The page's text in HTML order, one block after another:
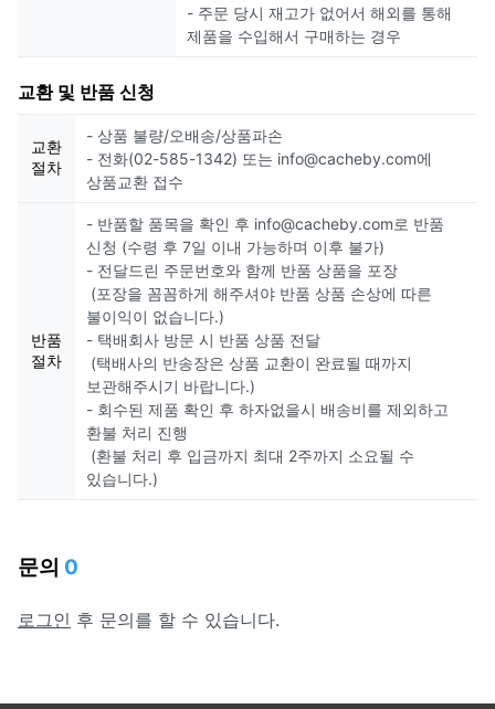
- 주문 당시 재고가 없어서 해외를 통해
제품을 수입해서 구매하는 경우
교환 및 반품 신청
교환
절차
- 상품 불량/오배송/상품파손
- 전화(02-585-1342) 또는 info@cacheby.com에
상품교환 접수
반품
절차
- 반품할 품목을 확인 후 info@cacheby.com로 반품
신청 (수령 후 7일 이내 가능하며 이후 불가)
- 전달드린 주문번호와 함께 반품 상품을 포장
(포장을 꼼꼼하게 해주셔야 반품 상품 손상에 따른
불이익이 없습니다.)
- 택배회사 방문 시 반품 상품 전달
(택배사의 반송장은 상품 교환이 완료될 때까지
보관해주시기 바랍니다.)
- 회수된 제품 확인 후 하자없을시 배송비를 제외하고
환불 처리 진행
(환불 처리 후 입금까지 최대 2주까지 소요될 수
있습니다.)
문의 0
로그인 후 문의를 할 수 있습니다.